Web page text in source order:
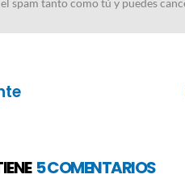
5 COMENTARIOS